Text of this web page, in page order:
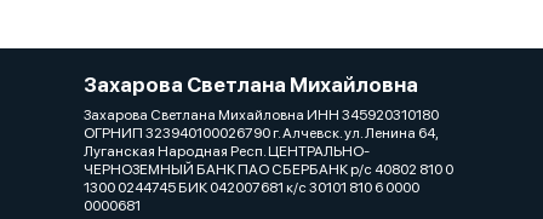
Захарова Светлана Михайловна
Захарова Светлана Михайловна ИНН 345920310180
ОГРНИП 323940100026790 г. Алчевск. ул. Ленина 64,
Луганская Народная Респ. ЦЕНТРАЛЬНО-
ЧЕРНОЗЕМНЫЙ БАНК ПАО СБЕРБАНК р/с 40802 810 0
1300 0244745 БИК 042007681 к/с 30101 810 6 0000
0000681